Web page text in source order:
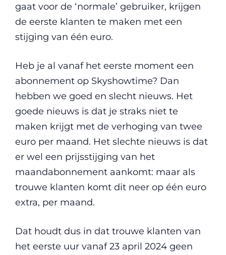
gaat voor de ‘normale’ gebruiker, krijgen
de eerste klanten te maken met een
stijging van één euro.
Heb je al vanaf het eerste moment een
abonnement op Skyshowtime? Dan
hebben we goed en slecht nieuws. Het
goede nieuws is dat je straks niet te
maken krijgt met de verhoging van twee
euro per maand. Het slechte nieuws is dat
er wel een prijsstijging van het
maandabonnement aankomt: maar als
trouwe klanten komt dit neer op één euro
extra, per maand.
Dat houdt dus in dat trouwe klanten van
het eerste uur vanaf 23 april 2024 geen